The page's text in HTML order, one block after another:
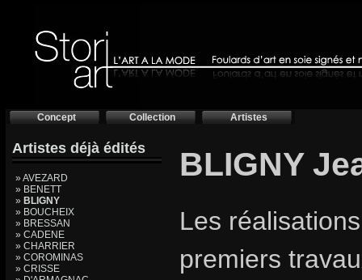
Concept Collection Artistes
Artistes déjà édités
» AVEZARD
» BENETT
» BLIGNY
» BOUCHEIX
» BRESSAN
» CADENE
» CHARRIER
» COROMINAS
» CRISSE
BLIGNY
Les
premiers